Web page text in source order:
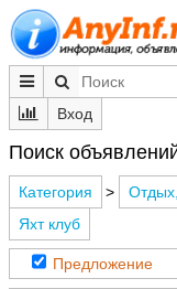
Вход
Поиск
Категория >
Яхт клуб
Предложение